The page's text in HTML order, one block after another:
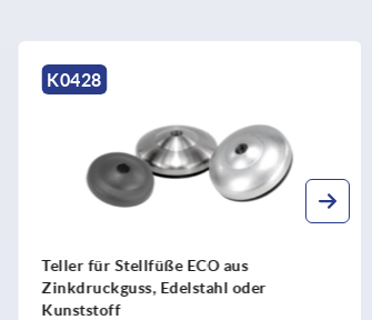
K0428
Teller für Stellfüße ECO aus
Zinkdruckguss, Edelstahl oder
Kunststoff